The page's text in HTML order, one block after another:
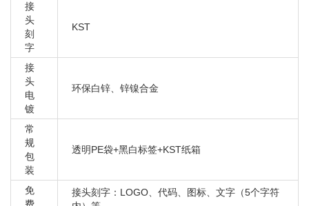
大众 AMAROK 2010
大众 AMAROK 2011
大众 辉昂 3E9 2016-
大众 迈腾 9X2 2007-2011 B6
大众 迈腾 R36 2007-2010
大众 迈腾 942 2011-2016 B7L
大众 帕萨特 2001-2009 B5
大众 帕萨特 2011-2012 B7
大众 帕萨特领驭9F9B5 2005-2009
大众 CC 3.6 VR6 2009-2010
接
头
刻
字
KST
接
头
电
镀
环保白锌、锌镍合金
常
规
包
装
透明PE袋+黑白标签+KST纸箱
免
接头刻字：LOGO、代码、图标、文字（5个字符